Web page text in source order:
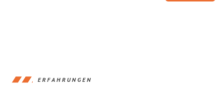
ERFAHRUNGEN